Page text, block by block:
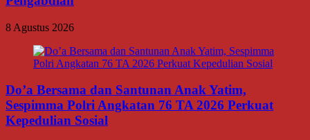
8 Agustus 2026
Do’a Bersama dan Santunan Anak Yatim,
Sespimma Polri Angkatan 76 TA 2026 Perkuat
Kepedulian Sosial